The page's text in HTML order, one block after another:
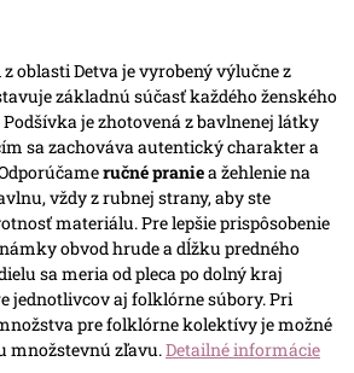
oblasti Detva je vyrobený výlučne z
základnú súčasť každého ženského
je zhotovená z bavlnenej látky
sa zachováva autentický charakter a
ručné praniea žehlenie na
vždy z rubnej strany, aby ste
materiálu.Pre lepšie prispôsobenie
obvod hrude a dĺžku predného
sa meria od pleca po dolný kraj
jednotlivcov aj folklórne súbory. Pri
pre folklórne kolektívy je možné
množstevnú zľavu.Detailné informácie